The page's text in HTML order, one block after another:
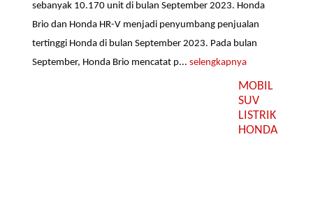
sebanyak 10.170 unit di bulan September 2023. Honda
Brio dan Honda HR-V menjadi penyumbang penjualan
tertinggi Honda di bulan September 2023. Pada bulan
September, Honda Brio mencatat p...selengkapnya
MOBIL
SUV
LISTRIK
HONDA